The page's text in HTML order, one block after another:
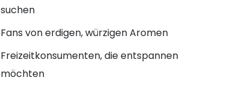
suchen
Fans von erdigen, würzigen Aromen
Freizeitkonsumenten, die entspannen
möchten